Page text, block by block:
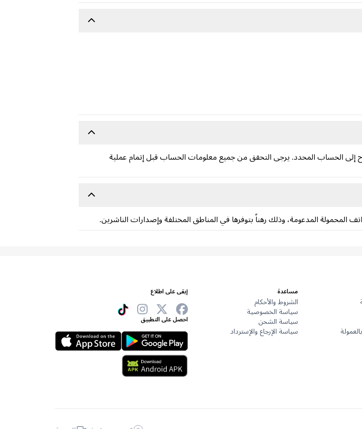
إلى الحساب المحدد. يرجى التحقق من جميع معلومات الحساب قبل إتمام عملية
مساعدة
الشروط والأحكام
سياسة الخصوصية
سياسة الشحن
سياسة الإرجاع والإسترداد
إبقى على اطلاع
احصل على التطبيق